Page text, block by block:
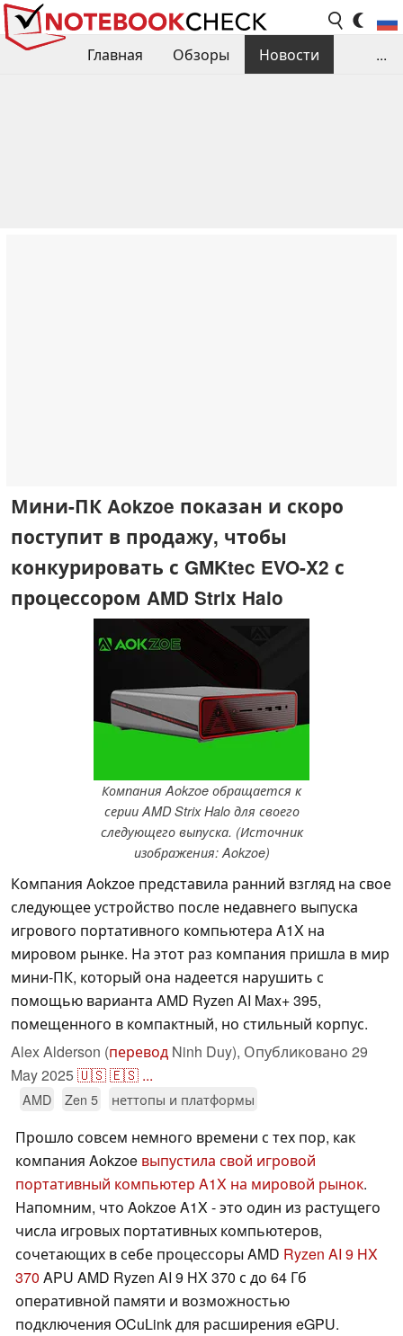
Главная Обзоры
Новости
...
Мини-ПК Aokzoe показан и скоро
поступит в продажу, чтобы
конкурировать с GMKtec EVO-X2 с
процессором AMD Strix Halo
Компания Aokzoe обращается к
серии AMD Strix Halo для своего
следующего выпуска. (Источник
изображения: Aokzoe)
Компания Aokzoe представила ранний взгляд на свое
следующее устройство после недавнего выпуска
игрового портативного компьютера A1X на
мировом рынке. На этот раз компания пришла в мир
мини-ПК, который она надеется нарушить с
помощью варианта AMD Ryzen AI Max+ 395,
помещенного в компактный, но стильный корпус.
Alex Alderson (перевод Ninh Duy), Опубликовано 29
May 2025🇺🇸🇪🇸 ...
AMD Zen 5 неттопы и платформы
Прошло совсем немного времени с тех пор, как
компания Aokzoe выпустила свой игровой
портативный компьютер A1X на мировой рынок.
Напомним, что Aokzoe A1X - это один из растущего
числа игровых портативных компьютеров,
сочетающих в себе процессоры AMD Ryzen AI 9 HX
370 APU AMD Ryzen AI 9 HX 370 с до 64 Гб
оперативной памяти и возможностью
подключения OCuLink для расширения eGPU.